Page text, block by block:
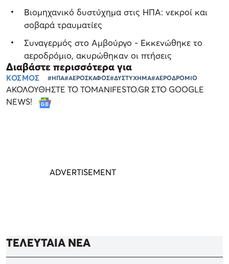
Βιομηχανικό δυστύχημα στις ΗΠΑ: νεκροί και
σοβαρά τραυματίες
Συναγερμός στο Αμβούργο - Εκκενώθηκε το
αεροδρόμιο, ακυρώθηκαν οι πτήσεις
Διαβάστε περισσότερα για
ΚΟΣΜΟΣ #ΗΠΑ#ΑΕΡΟΣΚΑΦΟΣ#ΔΥΣΤΥΧΗΜΑ#ΑΕΡΟΔΡΟΜΙΟ
ΑΚΟΛΟΥΘΗΣΤΕ ΤΟ TOMANIFESTO.GR ΣΤΟ GOOGLE
NEWS!
ΤΕΛΕΥΤΑΙΑ ΝΕΑ